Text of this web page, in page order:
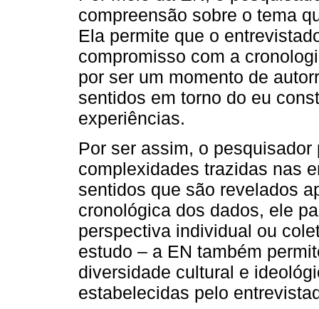
compreensão sobre o tema
Ela permite que o
compromisso com a
por ser um momento de
sentidos em torno do eu
experiências.
Por ser assim, o
complexidades trazidas nas
sentidos que são revelados
cronológica dos dados, ele
perspectiva individual ou
estudo – a EN também
diversidade cultural e
estabelecidas pelo